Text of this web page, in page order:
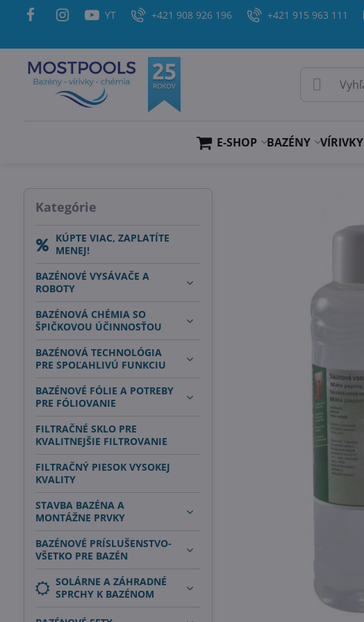
YT +421 908 926 196 +421 915 963 111
E-SHOP BAZÉNY VÍRIVKY
Kategórie
KÚPTE VIAC, ZAPLATÍTE
MENEJ!
BAZÉNOVÉ VYSÁVAČE A
ROBOTY
BAZÉNOVÁ CHÉMIA SO
ŠPIČKOVOU ÚČINNOSŤOU
BAZÉNOVÁ TECHNOLÓGIA
PRE SPOĽAHLIVÚ FUNKCIU
BAZÉNOVÉ FÓLIE A POTREBY
PRE FÓLIOVANIE
FILTRAČNÉ SKLO PRE
KVALITNEJŠIE FILTROVANIE
FILTRAČNÝ PIESOK VYSOKEJ
KVALITY
STAVBA BAZÉNA A
MONTÁŽNE PRVKY
BAZÉNOVÉ PRÍSLUŠENSTVO-
VŠETKO PRE BAZÉN
SOLÁRNE A ZÁHRADNÉ
SPRCHY K BAZÉNOM